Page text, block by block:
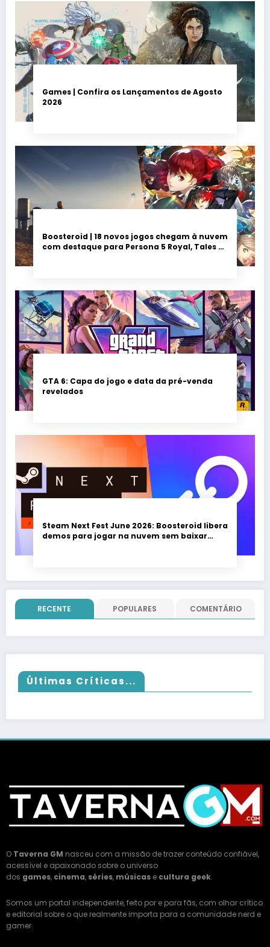
Games | Confira os Lançamentos de Agosto
2026
Boosteroid | 18 novos jogos chegam à nuvem
com destaque para Persona 5 Royal, Tales of
GTA 6: Capa do jogo e data da pré-venda
revelados
Steam Next Fest June 2026: Boosteroid libera
demos para jogar na nuvem sem baixar
RECENTE POPULARES COMENTÁRIO
Últimas Críticas...
O Taverna GM nasceu com a missão de trazer conteúdo confiável,
acessível e apaixonado sobre o universo
dos games, cinema, séries, músicas e cultura geek.
Somos um portal independente, feito por e para fãs, com olhar crítico
e editorial sobre o que realmente importa para a comunidade nerd e
gamer.